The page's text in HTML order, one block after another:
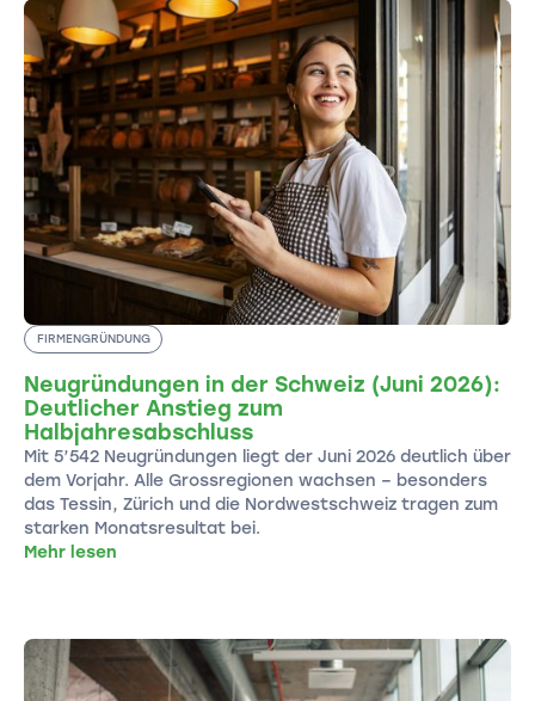
FIRMENGRÜNDUNG
Neugründungen in der Schweiz (Juni 2026):
Deutlicher Anstieg zum
Halbjahresabschluss
Mit 5’542 Neugründungen liegt der Juni 2026 deutlich über
dem Vorjahr. Alle Grossregionen wachsen – besonders
das Tessin, Zürich und die Nordwestschweiz tragen zum
starken Monatsresultat bei.
Mehr lesen